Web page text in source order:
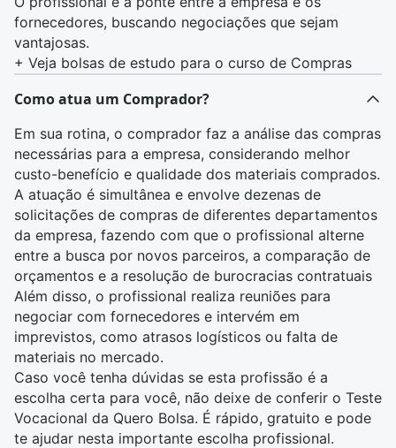
fornecedores, buscando negociações que sejam
vantajosas.
+ Veja bolsas de estudo para o curso de Compras
Como atua um Comprador?
Em sua rotina, o comprador faz a análise das compras
necessárias para a empresa, considerando melhor
custo-benefício e qualidade dos materiais comprados.
A atuação é simultânea e envolve dezenas de
solicitações de compras de diferentes departamentos
da empresa, fazendo com que o profissional alterne
entre a busca por novos parceiros, a comparação de
orçamentos e a resolução de burocracias contratuais
Além disso, o profissional realiza reuniões para
negociar com fornecedores e intervém em
imprevistos, como atrasos logísticos ou falta de
materiais no mercado.
Caso você tenha dúvidas se esta profissão é a
escolha certa para você, não deixe de conferir o Teste
Vocacional da Quero Bolsa. É rápido, gratuito e pode
te ajudar nesta importante escolha profissional.